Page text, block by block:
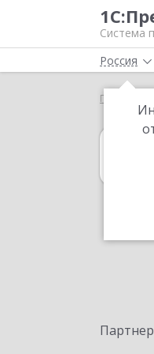
Система
Россия
Главная